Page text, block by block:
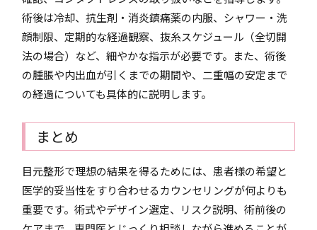
術後は冷却、抗生剤・消炎鎮痛薬の内服、シャワー・洗
顔制限、定期的な経過観察、抜糸スケジュール（全切開
法の場合）など、細やかな指示が必要です。また、術後
の腫脹や内出血が引くまでの期間や、二重幅の安定まで
の経過についても具体的に説明します。
まとめ
目元整形で理想の結果を得るためには、患者様の希望と
医学的妥当性をすり合わせるカウンセリングが何よりも
重要です。術式やデザイン選定、リスク説明、術前後の